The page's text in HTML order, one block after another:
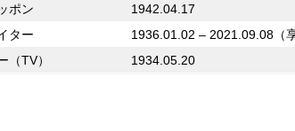
ポン
1942.04.17
ター
1936.01.02 – 2021.09.08（
TV）
1934.05.20